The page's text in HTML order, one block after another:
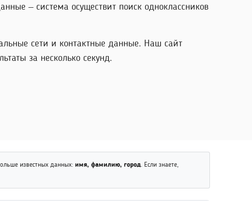
– система осуществит поиск одноклассников
сети и контактные данные. Наш сайт
за несколько секунд.
известных данных: имя, фамилию, город . Если знаете,